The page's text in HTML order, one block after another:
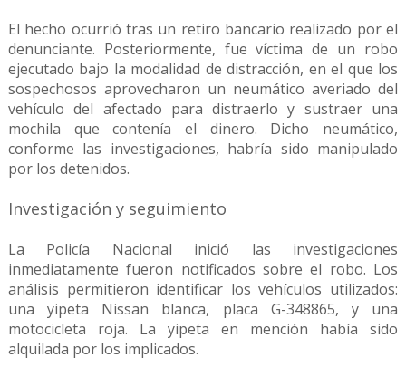
El hecho ocurrió tras un retiro bancario realizado por el
denunciante. Posteriormente, fue víctima de un robo
ejecutado bajo la modalidad de distracción, en el que los
sospechosos aprovecharon un neumático averiado del
vehículo del afectado para distraerlo y sustraer una
mochila que contenía el dinero. Dicho neumático,
conforme las investigaciones, habría sido manipulado
por los detenidos.
Investigación y seguimiento
La Policía Nacional inició las investigaciones
inmediatamente fueron notificados sobre el robo. Los
análisis permitieron identificar los vehículos utilizados:
una yipeta Nissan blanca, placa G-348865, y una
motocicleta roja. La yipeta en mención había sido
alquilada por los implicados.